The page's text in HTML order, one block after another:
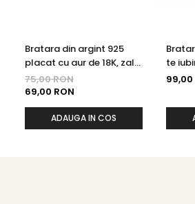
Bratara din argint 925
placat cu aur de 18K, zale
in forma de inimioare, 19
cm
75,00 RON
69,00 RON
ADAUGA IN COS
te
99,00